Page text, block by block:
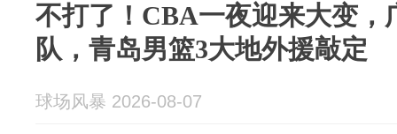
不打了！CBA一夜迎来大变，
队，青岛男篮3大地外援敲定
球场风暴 2026-08-07